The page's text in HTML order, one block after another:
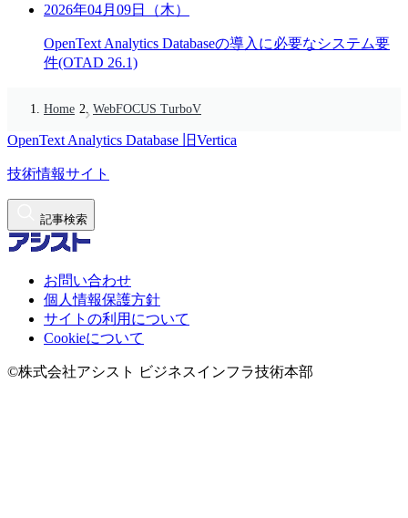
2026年04月09日（木）
OpenText Analytics Databaseの導入に必要なシステム要
件(OTAD 26.1)
Home WebFOCUS TurboV
OpenText Analytics Database 旧Vertica
技術情報サイト
記事検索
お問い合わせ
個人情報保護方針
サイトの利用について
Cookieについて
©株式会社アシスト ビジネスインフラ技術本部